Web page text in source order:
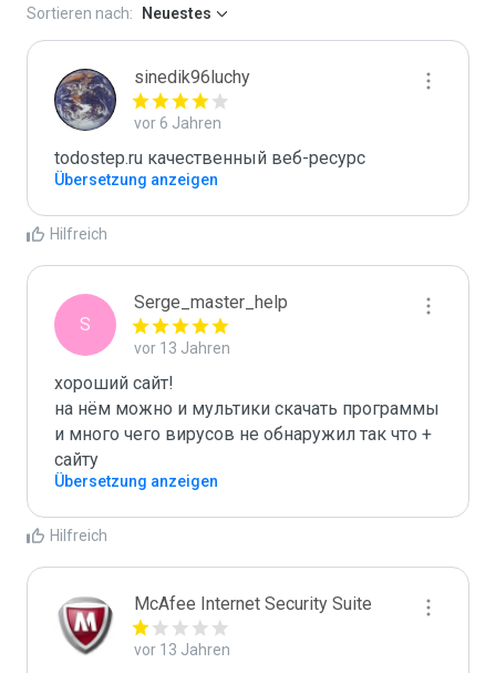
Sortieren nach: Neuestes
sinedik96luchy
vor 6 Jahren
todostep.ru качественный веб-ресурс
Übersetzung anzeigen
Hilfreich
S
Serge_master_help
vor 13 Jahren
хороший сайт!
на нём можно и мультики скачать программы
и много чего вирусов не обнаружил так что +
сайту
Übersetzung anzeigen
Hilfreich
McAfee Internet Security Suite
vor 13 Jahren